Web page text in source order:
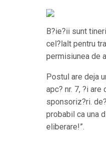
B?ie?ii sunt
cel?lalt pentru
permisiunea de
Postul are deja
apc? nr. 7, ?i
sponsoriz?ri.
probabil ca una
eliberare!”.